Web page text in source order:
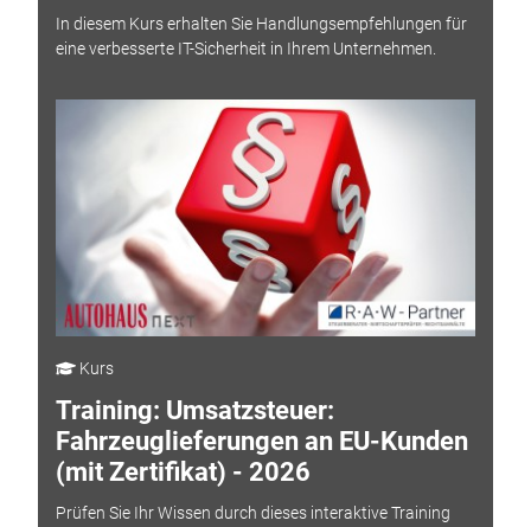
In diesem Kurs erhalten Sie Handlungsempfehlungen für
eine verbesserte IT-Sicherheit in Ihrem Unternehmen.
Kurs
Training: Umsatzsteuer:
Fahrzeuglieferungen an EU-Kunden
(mit Zertifikat) - 2026
Prüfen Sie Ihr Wissen durch dieses interaktive Training